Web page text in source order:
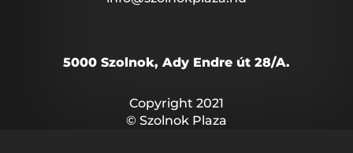
5000 Szolnok, Ady Endre út 28/A.
Copyright 2021
© Szolnok Plaza